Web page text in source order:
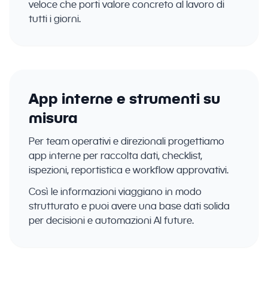
veloce che porti valore concreto al lavoro di
tutti i giorni.
App interne e strumenti su
misura
Per team operativi e direzionali progettiamo
app interne per raccolta dati, checklist,
ispezioni, reportistica e workflow approvativi.
Così le informazioni viaggiano in modo
strutturato e puoi avere una base dati solida
per decisioni e automazioni AI future.